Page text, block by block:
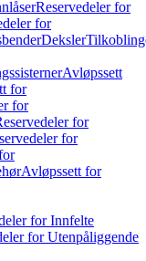
Reservedeler for
for
Deksler
Avløpssett
for
for
for
for
Avløpssett for
for Innfelte
for Utenpåliggende